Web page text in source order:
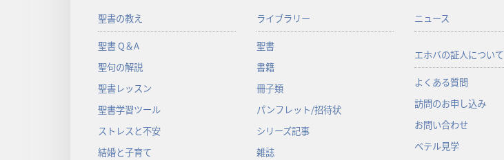
聖書の教え
聖書 Q＆A
聖句の解説
聖書レッスン
聖書学習ツール
ストレスと不安
結婚と子育て
ライブラリー
聖書
書籍
冊子類
パンフレット/招待状
シリーズ記事
雑誌
ニュース
エホバの証人について
よくある質問
訪問のお申し込み
お問い合わせ
ベテル見学